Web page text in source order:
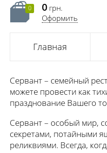
0 0 грн.
Оформить
Главная
Сервант – семейный
можете провести как
празднование Вашего
Сервант – особый мир,
секретами, потайными
реликвиями. Всегда,